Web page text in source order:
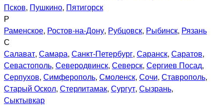
Псков, Пушкино, Пятигорск
Р
Раменское, Ростов-на-Дону, Рубцовск, Рыбинск, Рязань
С
Салават, Самара, Санкт-Петербург, Саранск, Саратов,
Севастополь, Северодвинск, Северск, Сергиев Посад,
Серпухов, Симферополь, Смоленск, Сочи, Ставрополь,
Старый Оскол, Стерлитамак, Сургут, Сызрань,
Сыктывкар